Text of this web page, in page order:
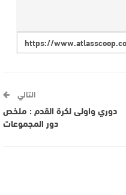
التالي
دوري واولى لكرة القدم : ملخص
دور المجموعات